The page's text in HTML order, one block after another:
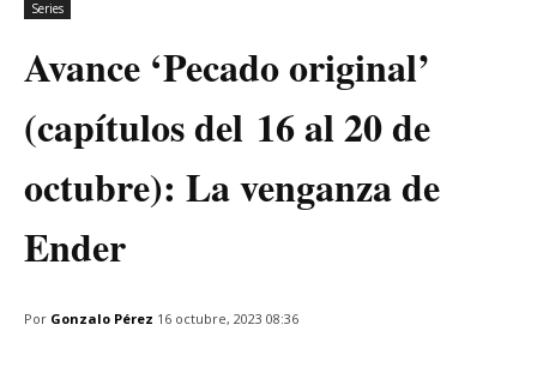
Series
Avance ‘Pecado original’
(capítulos del 16 al 20 de
octubre): La venganza de
Ender
Por Gonzalo Pérez 16 octubre, 2023 08:36